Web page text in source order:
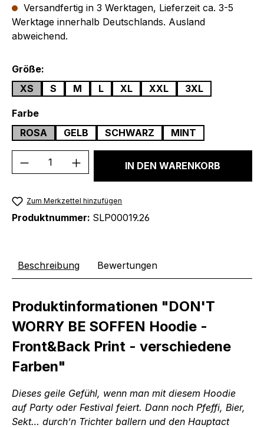
Versandfertig in 3 Werktagen, Lieferzeit ca. 3-5
Werktage innerhalb Deutschlands. Ausland
abweichend.
Größe:
XS
S M L XL XXL 3XL
Farbeauswählen
ROSA
GELB SCHWARZ MINT
Produkt Anzahl: Gib denIN DEN WARENKORB
Zum Merkzettel hinzufügen
Produktnummer: SLP00019.26
Beschreibung Bewertungen
Produktinformationen "DON'T
WORRY BE SOFFEN Hoodie -
Front&Back Print - verschiedene
Farben"
Dieses geile Gefühl, wenn man mit diesem Hoodie
auf Party oder Festival feiert. Dann noch Pfeffi, Bier,
Sekt… durch’n Trichter ballern und den Hauptact